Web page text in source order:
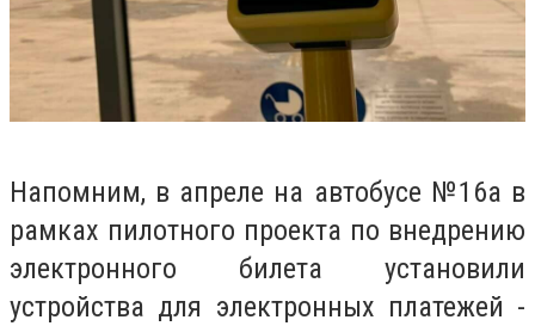
Напомним, в апреле на автобусе №16а в
рамках пилотного проекта по внедрению
электронного билета установили
устройства для электронных платежей -